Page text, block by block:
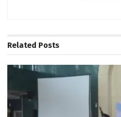
Related Posts